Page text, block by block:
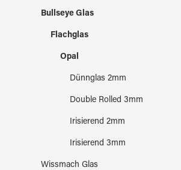
Bullseye Glas
Flachglas
Opal
Dünnglas 2mm
Double Rolled 3mm
Irisierend 2mm
Irisierend 3mm
Wissmach Glas